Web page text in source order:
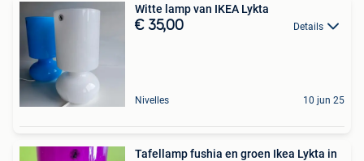
Witte lamp van IKEA Lykta
€ 35,00 Details
Nivelles 10 jun 25
Tafellamp fushia en groen Ikea Lykta in